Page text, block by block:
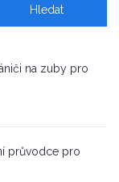
na zuby pro
průvodce pro